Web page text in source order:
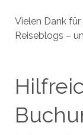
Vielen Dank
Reiseblogs –